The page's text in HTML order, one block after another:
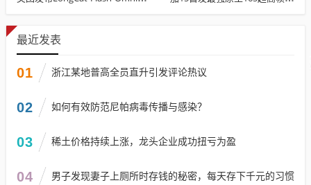
最近发表
01 浙江某地普高全员直升引发评论热议
02 如何有效防范尼帕病毒传播与感染？
03 稀土价格持续上涨，龙头企业成功扭亏为盈
04 男子发现妻子上厕所时存钱的秘密，每天存下千元的习惯